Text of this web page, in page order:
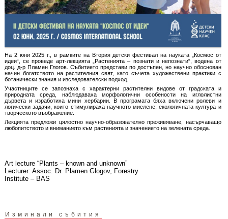
На 2 юни 2025 г., в рамките на Втория детски фестивал на науката „Космос от
идеи“, се проведе арт-лекцията „Растенията – познати и непознати“, водена от
доц. д-р Пламен Глогов. Събитието представи по достъпен, но научно обоснован
начин богатството на растителния свят, като съчета художествени практики с
ботанически знания и изследователски подход.
Участниците се запознаха с характерни растителни видове от градската и
природната среда, наблюдаваха морфологични особености на иглолистни
дървета и изработиха мини хербарии. В програмата бяха включени ролеви и
логически задачи, които стимулираха научното мислене, екологичната култура и
творческото въображение.
Лекцията предложи цялостно научно-образователно преживяване, насърчаващо
любопитството и вниманието към растенията и значението на зелената среда.
Art lecture “Plants – known and unknown”
Lecturer: Assoc. Dr. Plamen Glogov, Forestry
Institute – BAS
Изминали събития